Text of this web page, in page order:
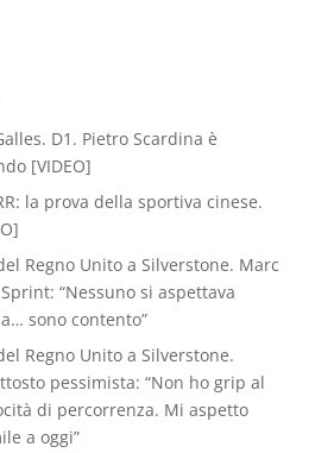
D1. Pietro Scardina è
[VIDEO]
la prova della sportiva cinese.
Regno Unito a Silverstone. Marc
“Nessuno si aspettava
sono contento”
Regno Unito a Silverstone.
pessimista: “Non ho grip al
di percorrenza. Mi aspetto
a oggi”